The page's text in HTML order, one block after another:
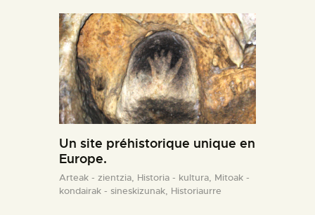
Un site préhistorique unique en
Europe.
Arteak - zientzia, Historia - kultura, Mitoak -
kondairak - sineskizunak, Historiaurre